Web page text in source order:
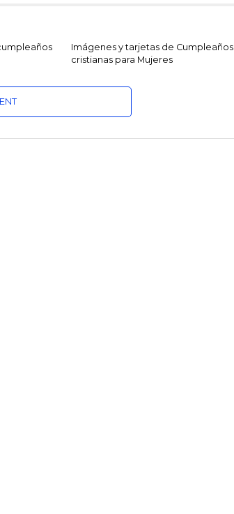
Imágenes y tarjetas de Cumpleaños
cristianas para Mujeres